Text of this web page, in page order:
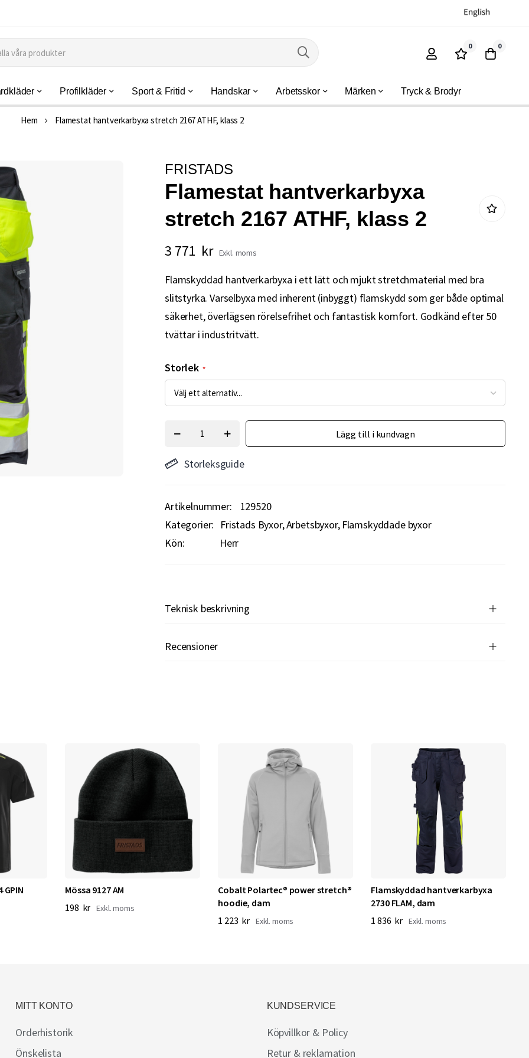
0 0
Profilkläder Sport & Fritid Handskar Arbetsskor Märken Tryck & Brodyr
Hem Flamestat hantverkarbyxa stretch 2167 ATHF, klass 2
FRISTADS
Flamestat hantverkarbyxa
stretch 2167 ATHF, klass 2
3 771 kr
Flamskyddad hantverkarbyxa i ett lätt och mjukt stretchmaterial med bra
slitstyrka. Varselbyxa med inherent (inbyggt) flamskydd som ger både optimal
säkerhet, överlägsen rörelsefrihet och fantastisk komfort. Godkänd efter 50
tvättar i industritvätt.
Storlek
Lägg till i kundvagn
Storleksguide
Artikelnummer
129520
Kategorier:
Fristads Byxor Arbetsbyxor Flamskyddade byxor
Kön:
Herr
Teknisk beskrivning
Recensioner
Mössa 9127 AM
198 kr
Cobalt Polartec® power stretch®
hoodie, dam
1 223 kr
Flamskyddad hantverkarbyxa
2730 FLAM, dam
1 836 kr
MITT KONTO
Orderhistorik
Önskelista
KUNDSERVICE
Köpvillkor & Policy
Retur & reklamation